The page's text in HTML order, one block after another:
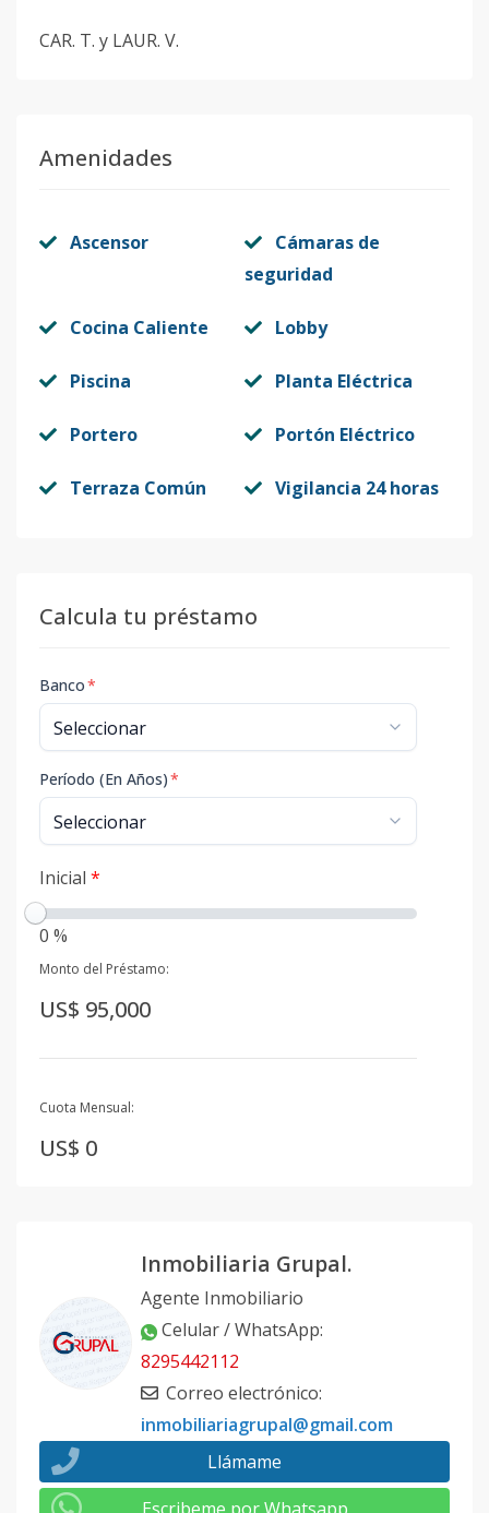
CAR. T. y LAUR. V.
Amenidades
Ascensor
Cámaras de
seguridad
Cocina Caliente Lobby
Piscina Planta Eléctrica
Portero Portón Eléctrico
Terraza Común Vigilancia 24 horas
Calcula tu préstamo
Banco*
Período (En Años)*
Inicial *
0 %
Monto del Préstamo:
US$ 95,000
Cuota Mensual:
US$ 0
Inmobiliaria Grupal.
Agente Inmobiliario
Celular / WhatsApp:
8295442112
Correo electrónico:
inmobiliariagrupal@gmail.com
Llámame